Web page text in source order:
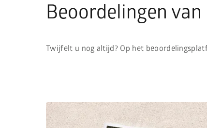
Beoordelingen
Twijfelt u nog altijd? Op het